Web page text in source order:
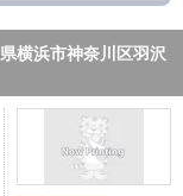
横浜市神奈川区羽沢